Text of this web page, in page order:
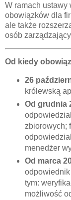
W ramach ustawy
obowiązków dla
ale także
osób
Od kiedy
26
królewską
Od grudnia
zbiorowych;
menedżer
Od marca
odpowiednik
tym:
możliwość